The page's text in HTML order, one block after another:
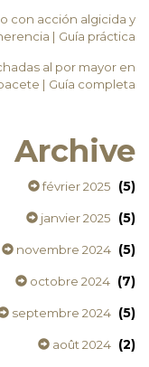
con acción algicida y
| Guía práctica
al por mayor en
| Guía completa
Archive
février 2025 (5)
janvier 2025 (5)
novembre 2024 (5)
octobre 2024 (7)
septembre 2024 (5)
août 2024 (2)